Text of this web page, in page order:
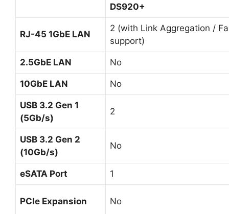
DS920+
RJ-45 1GbE LAN
2 (with Link Aggregation /
support)
2.5GbE LAN No
10GbE LAN No
USB 3.2 Gen 1
(5Gb/s)
2
USB 3.2 Gen 2
(10Gb/s)
No
eSATA Port 1
PCIe Expansion No